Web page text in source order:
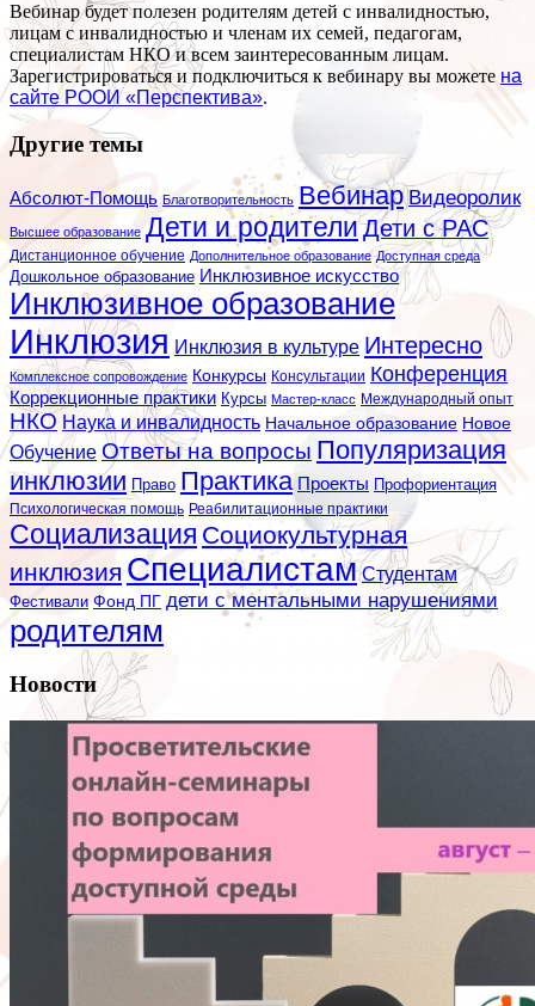
Вебинар будет полезен родителям детей с инвалидностью,
лицам с инвалидностью и членам их семей, педагогам,
специалистам НКО и всем заинтересованным лицам.
Зарегистрироваться и подключиться к вебинару вы можете на
сайте РООИ «Перспектива».
Другие темы
Абсолют-Помощь Благотворительность Вебинар Видеоролик
Высшее образование Дети и родители Дети с РАС
Дистанционное обучение Дополнительное образование Доступная среда
Дошкольное образование Инклюзивное искусство
Инклюзивное образование
Инклюзия Инклюзия в культуре Интересно
Комплексное сопровождение Конкурсы Консультации Конференция
Коррекционные практики Курсы Мастер-класс Международный опыт
НКО Наука и инвалидность Начальное образование Новое
Обучение Ответы на вопросы Популяризация
инклюзии Право Практика Проекты Профориентация
Психологическая помощь Реабилитационные практики
Социализация Социокультурная
инклюзия Специалистам Студентам
Фестивали Фонд ПГ дети с ментальными нарушениями
родителям
Новости